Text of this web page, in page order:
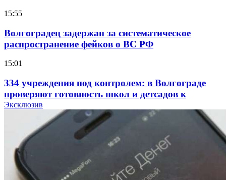
15:55
Волгоградец задержан за систематическое
распространение фейков о ВС РФ
15:01
334 учреждения под контролем: в Волгограде
проверяют готовность школ и детсадов к
учебному году
Покушение на убийство в Волгограде: девушка
напала на незнакомую женщину с ножом
12:39
Эксклюзив